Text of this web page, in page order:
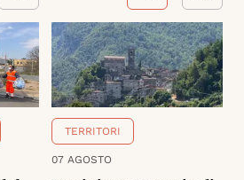
TERRITORI
07 AGOSTO